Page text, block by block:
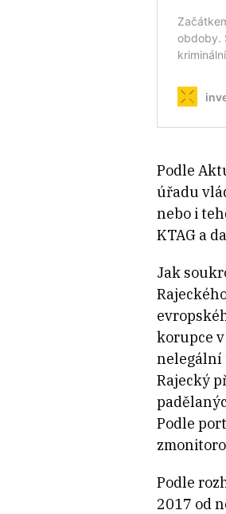
Podle
úřadu
nebo i
KTAG a
Jak
korupce
nelegální
Rajecký
Podle
Podle
2017 od